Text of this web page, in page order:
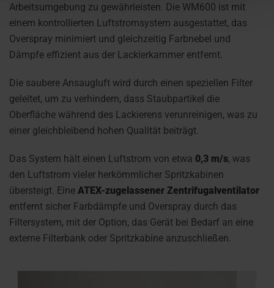
Arbeitsumgebung zu gewährleisten. Die WM600 ist mit
einem kontrollierten Luftstromsystem ausgestattet, das
Overspray minimiert und gleichzeitig Farbnebel und
Dämpfe effizient aus der Lackierkammer entfernt.
Die saubere Ansaugluft wird durch einen speziellen Filter
geleitet, um zu verhindern, dass Staubpartikel die
Oberfläche während des Lackierens verunreinigen, was zu
einer gleichbleibend hohen Qualität beiträgt.
Das System hält einen Luftstrom von etwa 0,3 m/s, was
den Luftstrom vieler herkömmlicher Spritzkabinen
übersteigt. Eine ATEX-zugelassener Zentrifugalventilator
entfernt sicher Farbdämpfe und Overspray durch das
Filtersystem, mit der Option, das Gerät bei Bedarf an eine
externe Filterbank oder Spritzkabine anzuschließen.